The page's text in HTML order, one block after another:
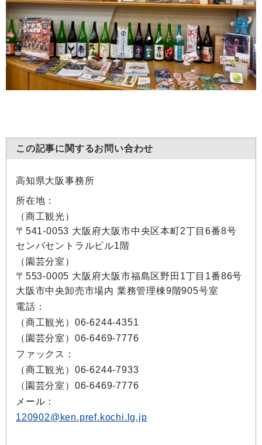
この記事に関するお問い合わせ
高知県大阪事務所
所在地：
（商工観光）
〒541-0053 大阪府大阪市中央区本町2丁目6番8号
センバセントラルビル1階
（園芸分室）
〒553-0005 大阪府大阪市福島区野田1丁目1番86号
大阪市中央卸売市場内 業務管理棟9階905号室
電話：
（商工観光）06-6244-4351
（園芸分室）06-6469-7776
ファックス：
（商工観光）06-6244-7933
（園芸分室）06-6469-7776
メール：
120902@ken.pref.kochi.lg.jp